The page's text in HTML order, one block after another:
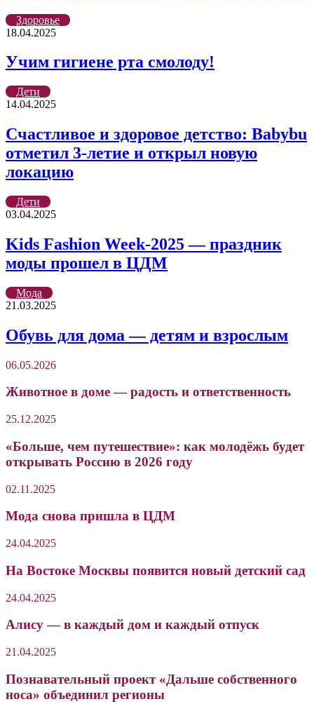
Здоровье
18.04.2025
Учим гигиене рта смолоду!
Дети
14.04.2025
Счастливое и здоровое детство: Babybu
отметил 3-летие и открыл новую
локацию
Дети
03.04.2025
Kids Fashion Week-2025 — праздник
моды прошел в ЦДМ
Мода
21.03.2025
Обувь для дома — детям и взрослым
06.05.2026
Животное в доме — радость и ответственность
25.12.2025
«Больше, чем путешествие»: как молодёжь будет
открывать Россию в 2026 году
02.11.2025
Мода снова пришла в ЦДМ
24.04.2025
На Востоке Москвы появится новый детский сад
24.04.2025
Алису — в каждый дом и каждый отпуск
21.04.2025
Познавательный проект «Дальше собственного
носа» объединил регионы